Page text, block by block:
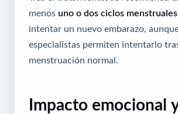
menos uno o dos ciclos menstruales
intentar un nuevo embarazo,
especialistas permiten intentarlo
menstruación normal.
Impacto emocional